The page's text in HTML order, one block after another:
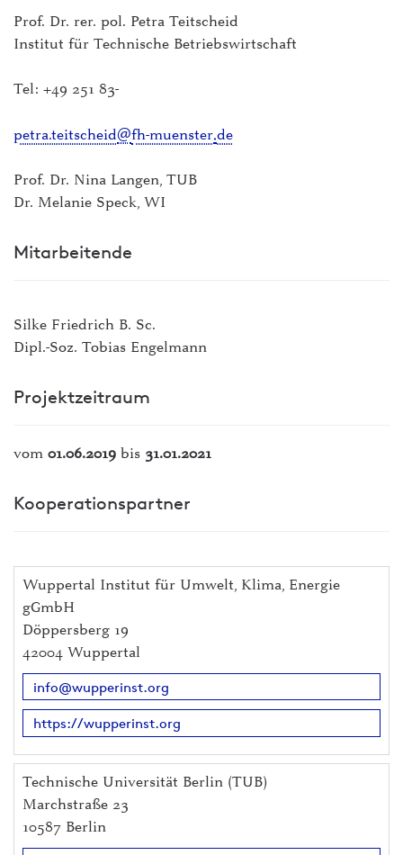
Prof. Dr. rer. pol. Petra Teitscheid
Institut für Technische Betriebswirtschaft
Tel: +49 251 83-
petra.teitscheid fh-muenster de
Prof. Dr. Nina Langen, TUB
Dr. Melanie Speck, WI
Mitarbeitende
Silke Friedrich B. Sc.
Dipl.-Soz. Tobias Engelmann
Projektzeitraum
vom 01.06.2019 bis 31.01.2021
Kooperationspartner
Wuppertal Institut für Umwelt, Klima, Energie
gGmbH
Döppersberg 19
42004 Wuppertal
info@wupperinst.org
https://wupperinst.org
Technische Universität Berlin (TUB)
Marchstraße 23
10587 Berlin